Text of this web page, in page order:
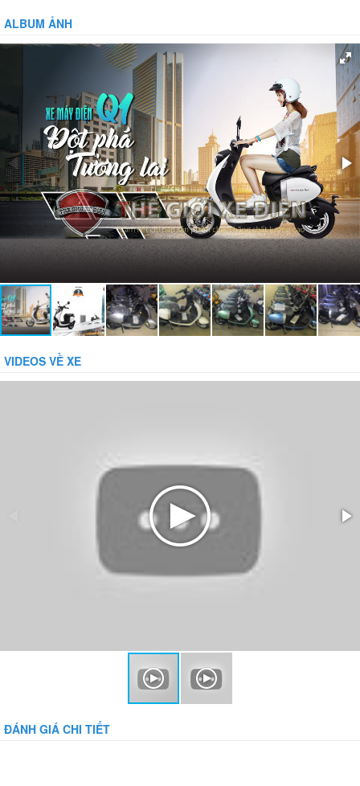
Vận hành: Tự động hoàn toàn
Hệ thống phanh:Phanh đĩa trước
Bánh xe:Không săm
Bảo vệ dòng:
Bảo vệ tụt áp:
Phụ kiện đi kèm:Gương, Sạc, Khóa báo động chống trộm
ALBUM ẢNH
VIDEOS VỀ XE
ĐÁNH GIÁ CHI TIẾT